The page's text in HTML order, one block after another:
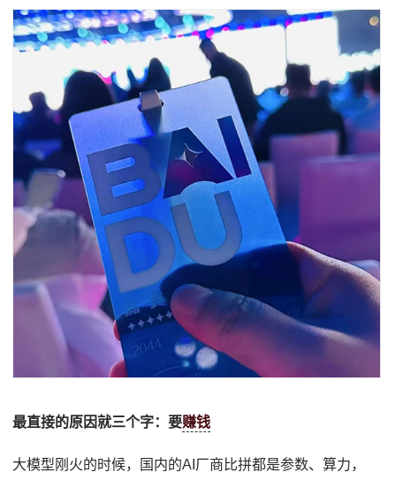
最直接的原因就三个字：要赚钱
大模型刚火的时候，国内的AI厂商比拼都是参数、算力，